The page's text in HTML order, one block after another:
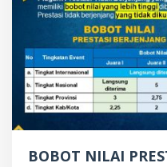
BOBOT NILAI